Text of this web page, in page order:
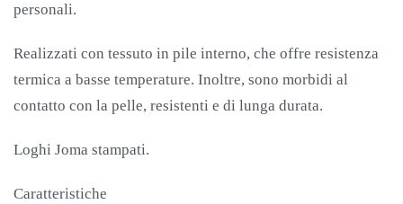
personali.
Realizzati con tessuto in pile interno, che offre resistenza
termica a basse temperature. Inoltre, sono morbidi al
contatto con la pelle, resistenti e di lunga durata.
Loghi Joma stampati.
Caratteristiche